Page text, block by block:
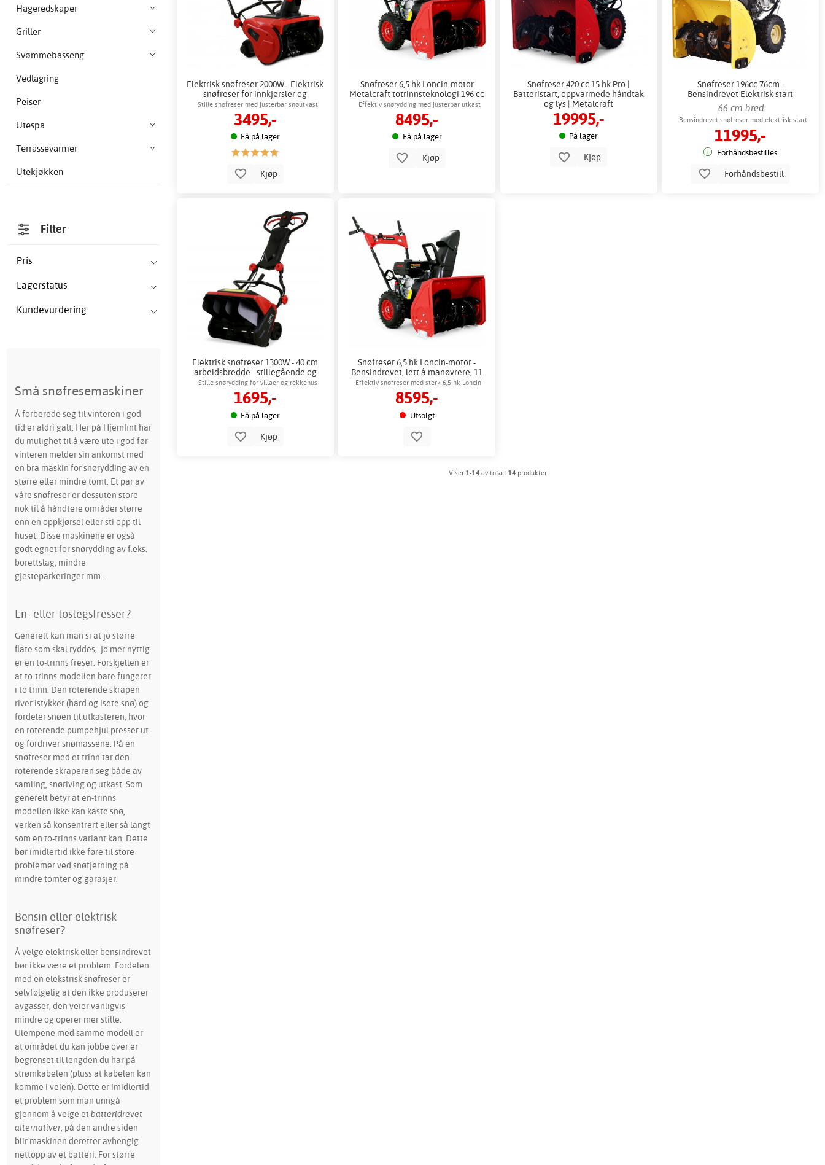
Hageredskaper
Griller
Svømmebasseng
Vedlagring
Peiser
Utespa
Terrassevarmer
Utekjøkken
Filter
Pris
Lagerstatus
Kundevurdering
Små snøfresemaskiner
Å forberede seg til vinteren i god
tid er aldri galt. Her på Hjemfint har
du mulighet til å være ute i god før
vinteren melder sin ankomst med
en bra maskin for snørydding av en
større eller mindre tomt. Et par av
våre snøfreser er dessuten store
nok til å håndtere områder større
enn en oppkjørsel eller sti opp til
huset. Disse maskinene er også
godt egnet for snørydding av f.eks.
borettslag, mindre
gjesteparkeringer mm..
En- eller tostegsfresser?
Generelt kan man si at jo større
flate som skal ryddes, jo mer nyttig
er en to-trinns freser. Forskjellen er
at to-trinns modellen bare fungerer
i to trinn. Den roterende skrapen
river istykker (hard og isete snø) og
fordeler snøen til utkasteren, hvor
en roterende pumpehjul presser ut
og fordriver snømassene. På en
snøfreser med et trinn tar den
roterende skraperen seg både av
samling, snøriving og utkast. Som
generelt betyr at en-trinns
modellen ikke kan kaste snø,
verken så konsentrert eller så langt
som en to-trinns variant kan. Dette
bør imidlertid ikke føre til store
problemer ved snøfjerning på
mindre tomter og garasjer.
Bensin eller elektrisk
snøfreser?
Å velge elektrisk eller bensindrevet
bør ikke være et problem. Fordelen
med en elekstrisk snøfreser er
selvfølgelig at den ikke produserer
avgasser, den veier vanligvis
mindre og operer mer stille.
Ulempene med samme modell er
at området du kan jobbe over er
begrenset til lengden du har på
strømkabelen (pluss at kabelen kan
komme i veien). Dette er imidlertid
et problem som man unngå
gjennom å velge et batteridrevet
alternativer, på den andre siden
blir maskinen deretter avhengig
nettopp av et batteri. For større
Elektrisk snøfreser 2000W - Elektrisk
snøfreser for innkjørsler og
gangveier
Stille snøfreser med justerbar snøutkast
3495,-
Få på lager
Kjøp
Snøfreser 6,5 hk Loncin-motor
Metalcraft totrinnsteknologi 196 cc
Effektiv snørydding med justerbar utkast
8495,-
Få på lager
Kjøp
Snøfreser 420 cc 15 hk Pro |
Batteristart, oppvarmede håndtak
og lys | Metalcraft
19995,-
På lager
Kjøp
Snøfreser 196cc 76cm -
Bensindrevet Elektrisk start
Selvgående LED
66 cm bred
Bensindrevet snøfreser med elektrisk start
og LED-lys
11995,-
Forhåndsbestilles
Forhåndsbestill
Elektrisk snøfreser 1300W - 40 cm
arbeidsbredde - stillegående og
miljøvennlig
Stille snørydding for villaer og rekkehus
1695,-
Få på lager
Kjøp
Snøfreser 6,5 hk Loncin-motor -
Bensindrevet, lett å manøvrere, 11
m kastelengde
Effektiv snøfreser med sterk 6,5 hk Loncin-
motor
8595,-
Utsolgt
Viser1-14 av totalt14 produkter